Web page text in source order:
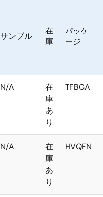
サンプル
在
庫
パッケ
ージ
N/A
在
庫
あ
り
TFBGA
N/A
在
庫
あ
り
HVQFN